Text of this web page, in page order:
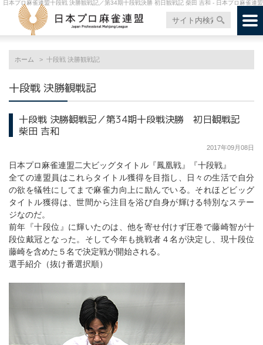
日本プロ麻雀連盟十段戦 決勝観戦記／第34期十段戦決勝 初日観戦記 柴田 吉和 - 日本プロ麻雀連盟
ホーム 十段戦 決勝観戦記
十段戦 決勝観戦記
十段戦 決勝観戦記／第34期十段戦決勝 初日観戦記
柴田 吉和
2017年09月08日
日本プロ麻雀連盟二大ビッグタイトル『鳳凰戦』『十段戦』
全ての連盟員はこれらタイトル獲得を目指し、日々の生活で自分
の欲を犠牲にしてまで麻雀力向上に励んでいる。それほどビッグ
タイトル獲得は、世間から注目を浴び自身が輝ける特別なステー
ジなのだ。
前年『十段位』に輝いたのは、他を寄せ付けず圧巻で藤崎智が十
段位戴冠となった。そして今年も挑戦者４名が決定し、現十段位
藤崎を含めた５名で決定戦が開始される。
選手紹介（抜け番選択順）